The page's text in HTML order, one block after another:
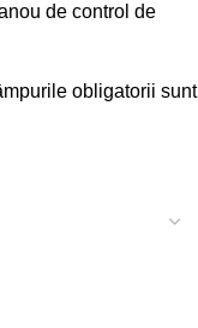
de control de
obligatorii sunt